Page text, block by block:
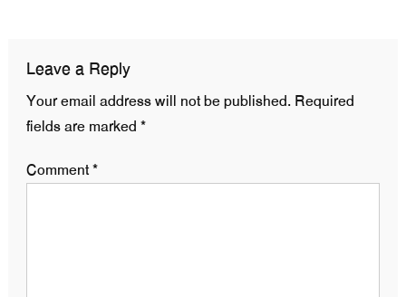
Leave a Reply
Your email address will not be published. Required
fields are marked *
Comment*